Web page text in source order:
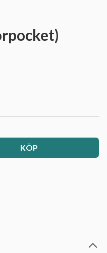
KÖP